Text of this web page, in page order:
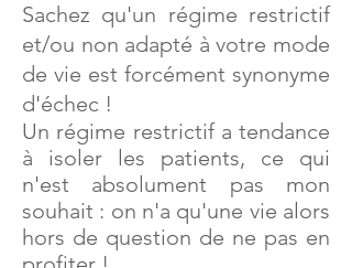
Sachez qu'un régime restrictif
et/ou non adapté à votre mode
de vie est forcément synonyme
d'échec !
Un régime restrictif a tendance
à isoler les patients, ce qui
n'est absolument pas mon
souhait : on n'a qu'une vie alors
hors de question de ne pas en